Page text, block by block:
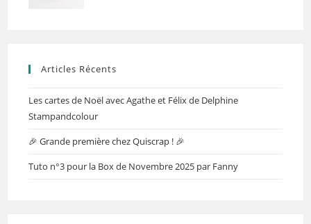
Articles Récents
Les cartes de Noël avec Agathe et Félix de Delphine
Stampandcolour
🎉 Grande première chez Quiscrap ! 🎉
Tuto n°3 pour la Box de Novembre 2025 par Fanny